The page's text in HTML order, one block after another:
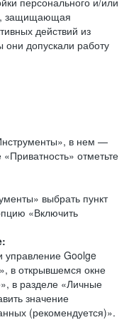
защищающая
действий из
они допускали работу
в нем —
отметьте
выбрать пункт
«Включить
управление Goolge
в открывшемся окне
в разделе «Личные
значение
(рекомендуется)».